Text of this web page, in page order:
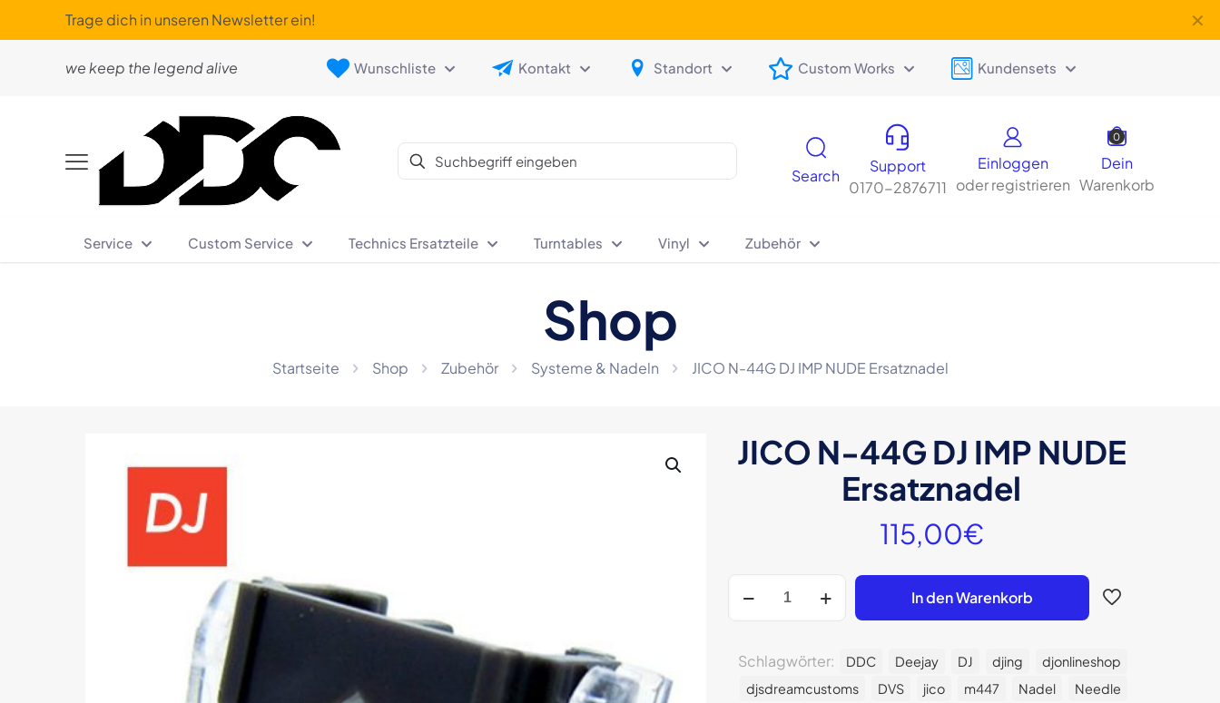
Trage dich in unseren Newsletter ein! ✕
we keep the legend alive Wunschliste Kontakt Standort Custom Works Kundensets
Search
Support
0170-2876711
Einloggen
oder registrieren
0
Dein
Warenkorb
Service Custom Service Technics Ersatzteile Turntables Vinyl Zubehör
Shop
Startseite Shop Zubehör Systeme & Nadeln JICO N-44G DJ IMP NUDE Ersatznadel
JICO N-44G DJ IMP NUDE
Ersatznadel
115,00€
N-
IMP
NUDE
In den Warenkorb
Schlagwörter: DDC Deejay DJ djing
djonlineshop
djsdreamcustoms
DVS jico m447 Nadel
Needle